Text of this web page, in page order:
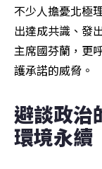
不少人擔憂北極
出達成共識、發
主席國芬蘭，更
護承諾的威脅。
避談政治
環境永續